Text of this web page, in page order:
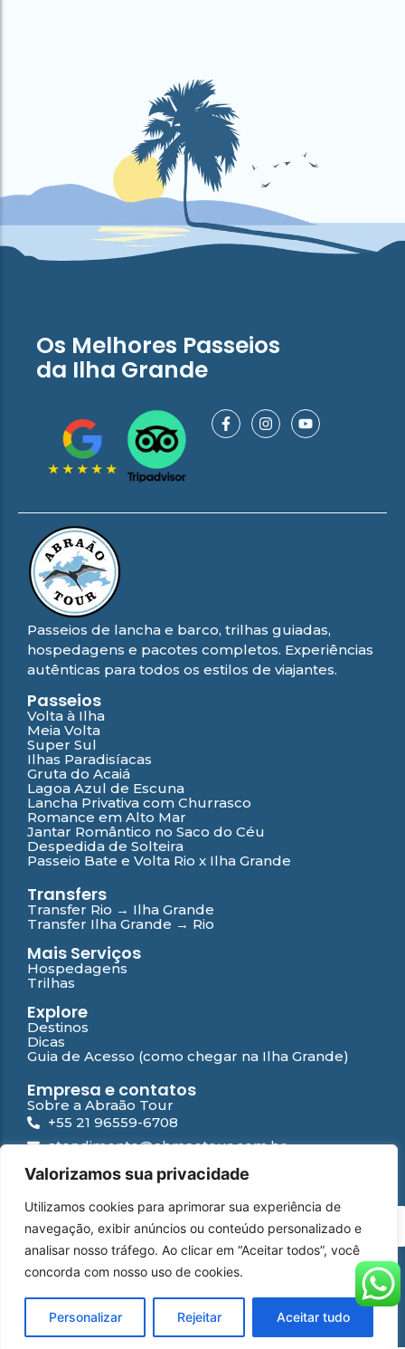
Valorizamos sua privacidade
Utilizamos cookies para aprimorar sua experiência de
navegação, exibir anúncios ou conteúdo personalizado e
analisar nosso tráfego. Ao clicar em “Aceitar todos”, você
concorda com nosso uso de cookies.
Personalizar Rejeitar Aceitar tudo
Os Melhores Passeios
da Ilha Grande
Passeios de lancha e barco, trilhas guiadas,
hospedagens e pacotes completos. Experiências
autênticas para todos os estilos de viajantes.
Passeios
Volta à Ilha
Meia Volta
Super Sul
Ilhas Paradisíacas
Gruta do Acaiá
Lagoa Azul de Escuna
Lancha Privativa com Churrasco
Romance em Alto Mar
Jantar Romântico no Saco do Céu
Despedida de Solteira
Passeio Bate e Volta Rio x Ilha Grande
Transfers
Transfer Rio → Ilha Grande
Transfer Ilha Grande → Rio
Mais Serviços
Hospedagens
Trilhas
Explore
Destinos
Dicas
Guia de Acesso (como chegar na Ilha Grande)
Empresa e contatos
Sobre a Abraão Tour
+55 21 96559-6708
atendimento@abraaotour.com.br
Ilha Grande
Suporte
Contato
Falar com especialista
Perguntas Frequentes
Política de privacidade
WhatsApp Instagram Facebook YouTube
© 2026 Abraão Tour | Desenvolvido por Yamídia Internet
PT